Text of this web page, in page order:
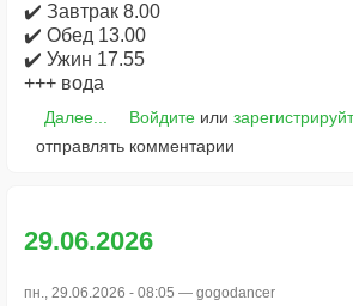
✔️ Завтрак 8.00
✔️ Обед 13.00
✔️ Ужин 17.55
+++ вода
Далее... Войдитеили
отправлять комментарии
29.06.2026
пн., 29.06.2026 - 08:05 — gogodancer